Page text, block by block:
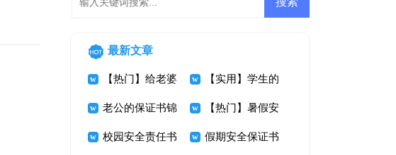
最新文章
【热门】给老婆
的保证书4篇
【实用】学生的
保证书3篇
老公的保证书锦
集8篇
【热门】暑假安
全保证书三篇
校园安全责任书 假期安全保证书